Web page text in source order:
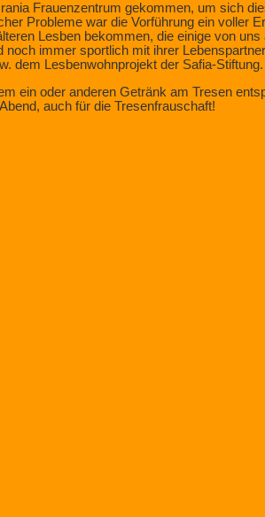
Frauenzentrum gekommen, um sich
Probleme war die Vorführung ein voller
Lesben bekommen, die einige von
noch immer sportlich mit ihrer
dem Lesbenwohnprojekt der Safia-Stiftung.
ein oder anderen Getränk am Tresen
auch für die Tresenfrauschaft!